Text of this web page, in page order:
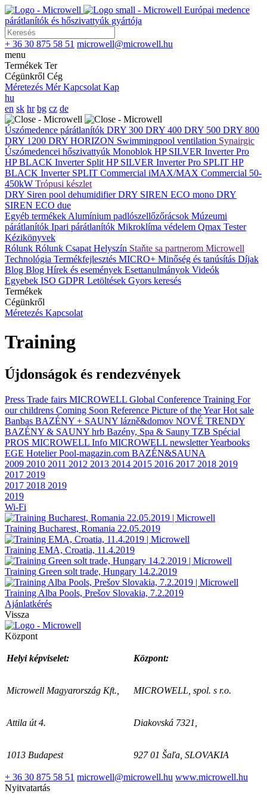
Európai medence
párátlanítók és hőszivattyúk gyártója
+ 36 30 875 58 51 microwell@microwell.hu
menu
Termékek Ter
Cégünkről Cég
Méretezés Mér Kapcsolat Kap
hu
en sk hr bg cz de
Úszómedence párátlanítók DRY 300 DRY 400 DRY 500 DRY 800
DRY 1200 DRY HORIZON Swimmingpool ventilation Synairgic
Úszómedencei hőszivattyúk Monoblok HP SILVER Inverter Pro
HP BLACK Inverter Split HP SILVER Inverter Pro SPLIT HP
BLACK Inverter SPLIT Commercial iMAX/MAX Commercial 50-
450kW Trópusi készlet
DRY Siren pool dehumidifierDRY SIREN ECO mono DRY
SIREN ECO due
Egyéb termékek Alumínium padlószellőzőrácsok Múzeumi
párátlanítók Ipari párátlanítók Mikroklíma védelem Qmax Tester
Kézikönyvek
Rólunk Rólunk Csapat Helyszín Staňte sa partnerom Microwell
Technológia Termékfejlesztés MICRO+ Minőség és tanúsítás Díjak
Blog Blog Hírek és események Esettanulmányok Videók
Egyebek ISO GDPR Letöltések Gyors keresés
Termékek
Cégünkről
Méretezés Kapcsolat
Training
Újdonságok és rendezvények
Press Trade fairs MICROWELL Global Conference Training For
our childrens Coming Soon Reference Picture of the Year Hot sale
Banbas BAZÉNY + SAUNY lázně&domov NOVÉ TRENDY
BAZÉNY & SAUNY hrb Bazény, Spa & Sauny TZB Spécial
PROS MICROWELL Info MICROWELL newsletterYearbooks
EGE Hotelier Pool-magazin.com BAZÉN&SAUNA
2009 2010 2011 2012 2013 2014 2015 2016 2017 2018 2019
2017 2019
2017 2018 2019
2019
Wi-Fi
Training Bucharest, Romania 22.05.2019
Training EMA, Croatia, 11.4.2019
Training Green solt trade, Hungary 14.2.2019
Training Alba Pools, Prešov Slovakia, 7.2.2019
Ajánlatkérés
Vissza
Központ
Helyi képviselet: Központ:
Microwell Magyarország Kft., MICROWELL, spol. s r.o.
Attila út 4. Diakovská 7321,
1013 Budapest 927 01 Šaľa, SLOVAKIA
+ 36 30 875 58 51 microwell@microwell.hu www.microwell.hu
Nyitvatartás